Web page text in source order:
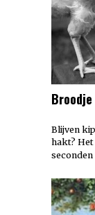
Blijven
hakt? Het